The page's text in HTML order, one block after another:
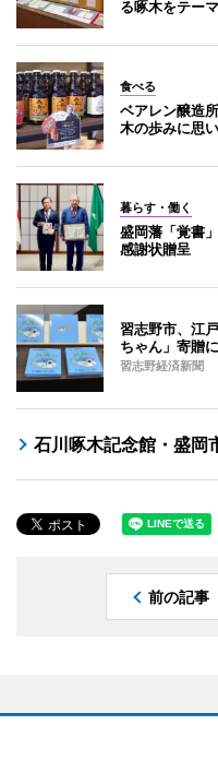
る啄木をテー
食べる
ベアレン醸造
木の歩みに思
暮らす・働く
盛岡藩「覚書
感謝状贈呈
習志野市、江
ちゃん」寄贈
習志野経済新聞
石川啄木記念館・盛岡
前の記事